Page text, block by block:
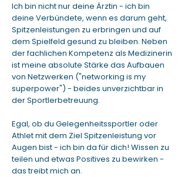
Ich bin nicht nur deine Ärztin - ich bin
deine Verbündete, wenn es darum geht,
Spitzenleistungen zu erbringen und auf
dem Spielfeld gesund zu bleiben. Neben
der fachlichen Kompetenz als Medizinerin
ist meine absolute Stärke das Aufbauen
von Netzwerken ("networking is my
superpower") - beides unverzichtbar in
der Sportlerbetreuung.
Egal, ob du Gelegenheitssportler oder
Athlet mit dem Ziel Spitzenleistung vor
Augen bist - ich bin da für dich! Wissen zu
teilen und etwas Positives zu bewirken -
das treibt mich an.